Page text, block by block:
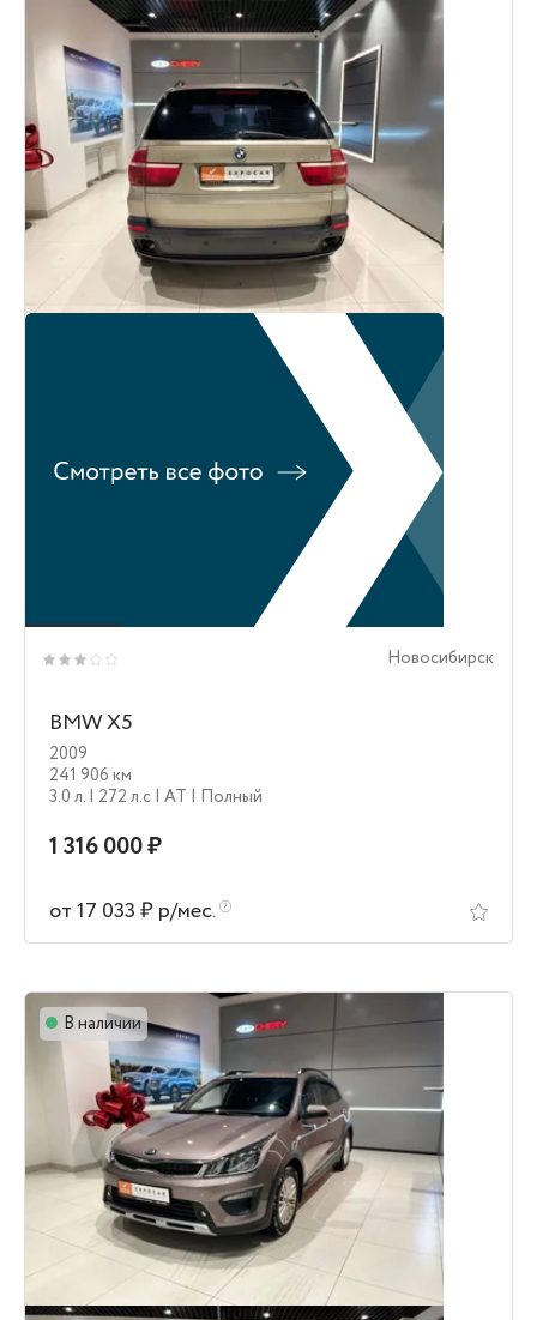
Новосибирск
BMW X5
2009
241 906 км
3.0 л. | 272 л.c | AT | Полный
1 316 000 ₽
от 17 033 ₽ р/мес.
В наличии